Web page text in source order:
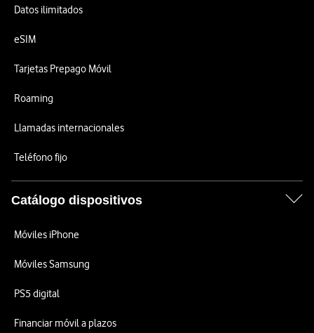
Datos ilimitados
eSIM
Tarjetas Prepago Móvil
Roaming
Llamadas internacionales
Teléfono fijo
Catálogo dispositivos
Móviles iPhone
Móviles Samsung
PS5 digital
Financiar móvil a plazos